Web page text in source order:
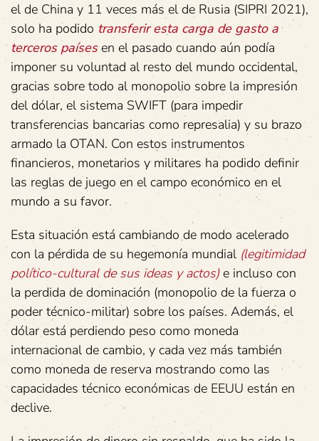
el de China y 11 veces más el de Rusia (SIPRI 2021),
solo ha podido transferir esta carga de gasto a
terceros paísesen el pasado cuando aún podía
imponer su voluntad al resto del mundo occidental,
gracias sobre todo al monopolio sobre la impresión
del dólar, el sistema SWIFT (para impedir
transferencias bancarias como represalia) y su brazo
armado la OTAN. Con estos instrumentos
financieros, monetarios y militares ha podido definir
las reglas de juego en el campo económico en el
mundo a su favor.
Esta situación está cambiando de modo acelerado
con la pérdida de su hegemonía mundial (legitimidad
político-cultural de sus ideas y actos)e incluso con
la perdida de dominación (monopolio de la fuerza o
poder técnico-militar) sobre los países. Además, el
dólar está perdiendo peso como moneda
internacional de cambio, y cada vez más también
como moneda de reserva mostrando como las
capacidades técnico económicas de EEUU están en
declive.